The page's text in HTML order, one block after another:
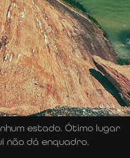
estado. Ótimo lugar
não dá enquadro.